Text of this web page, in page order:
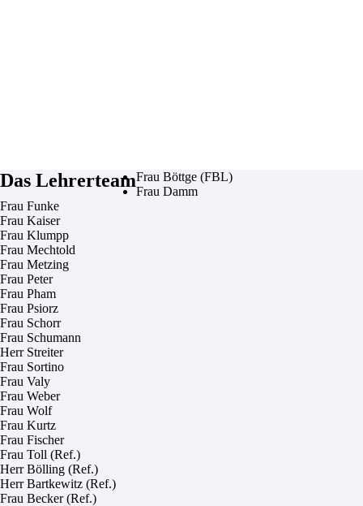
Das LehrerteamFrau Böttge (FBL)
Frau Damm
Frau Funke
Frau Kaiser
Frau Klumpp
Frau Mechtold
Frau Metzing
Frau Peter
Frau Pham
Frau Psiorz
Frau Schorr
Frau Schumann
Herr Streiter
Frau Sortino
Frau Valy
Frau Weber
Frau Wolf
Frau Kurtz
Frau Fischer
Frau Toll (Ref.)
Herr Bölling (Ref.)
Herr Bartkewitz (Ref.)
Frau Becker (Ref.)